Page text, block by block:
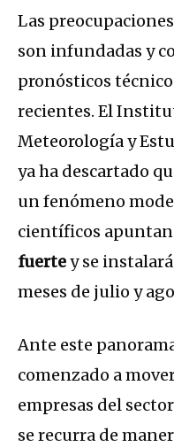
Las
son infundadas y
pronósticos
recientes. El
Meteorología y
ya ha descartado
un fenómeno
científicos apuntan
fuertey se
meses de julio y
Ante este
comenzado a
empresas del
se recurra de